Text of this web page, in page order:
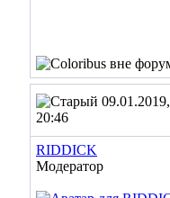
09.01.2019,
20:46
RIDDICK
Модератор